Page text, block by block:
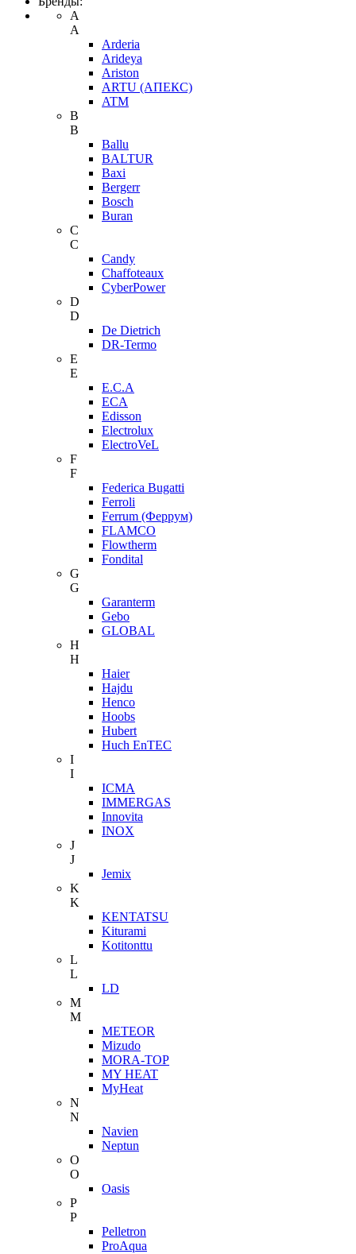
A
A
Arderia
Arideya
Ariston
ARTU (АПЕКС)
ATM
B
B
Ballu
BALTUR
Baxi
Bergerr
Bosch
Buran
C
C
Candy
Chaffoteaux
CyberPower
D
D
De Dietrich
DR-Termo
E
E
E.C.A
ECA
Edisson
Electrolux
ElectroVeL
F
F
Federica Bugatti
Ferroli
Ferrum (Феррум)
FLAMCO
Flowtherm
Fondital
G
G
Garanterm
Gebo
GLOBAL
H
H
Haier
Hajdu
Henco
Hoobs
Hubert
Huch EnTEC
I
I
ICMA
IMMERGAS
Innovita
INOX
J
J
Jemix
K
K
KENTATSU
Kiturami
Kotitonttu
L
L
LD
M
M
METEOR
Mizudo
MORA-TOP
MY HEAT
MyHeat
N
N
Navien
Neptun
O
O
Oasis
P
P
Pelletron
ProAqua